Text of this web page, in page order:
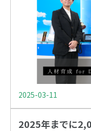
2025-03-11
2025年までに